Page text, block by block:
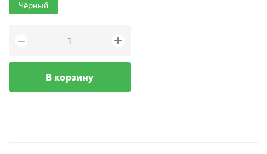
Чёрный
− +
В корзину